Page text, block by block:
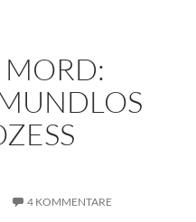
MORD:
4 KOMMENTARE